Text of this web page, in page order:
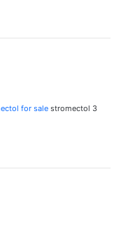
for sale stromectol 3